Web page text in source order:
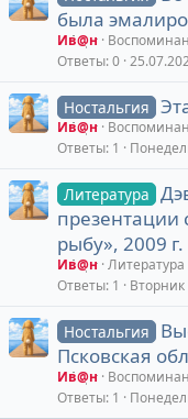
была
Ив@н
Ответы 0
Ностальгия
Ив@н
Ответы 1
Литература
презентации
рыбу», 2009 г.
Ив@н Литература
Ответы 1 Вторник
Ностальгия
Псковская
Ив@н
Ответы 1